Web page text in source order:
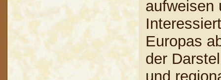
aufweisen
Europas
der
und